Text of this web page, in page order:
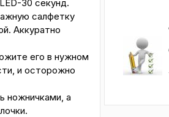
30 секунд.
салфетку
Аккуратно
его в нужном
и осторожно
ножничками, а